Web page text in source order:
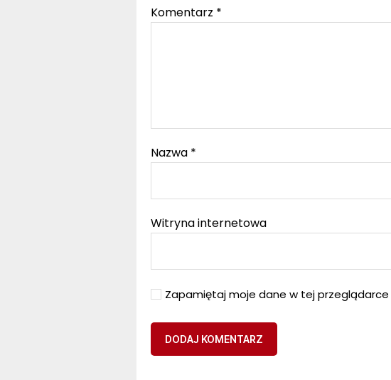
Komentarz *
Nazwa *
Witryna internetowa
Zapamiętaj moje dane w tej